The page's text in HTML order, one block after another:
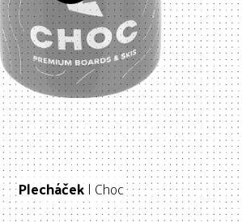
Plecháček| Choc